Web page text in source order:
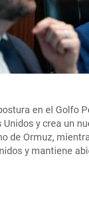
en el Golfo
y crea un
de Ormuz,
y mantiene